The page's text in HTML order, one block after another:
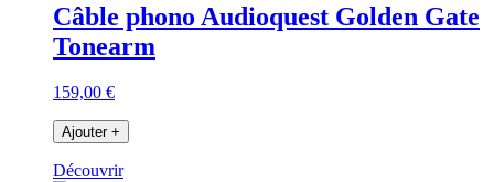
Câble phono Audioquest Golden Gate
Tonearm
159,00 €
Ajouter +
Découvrir